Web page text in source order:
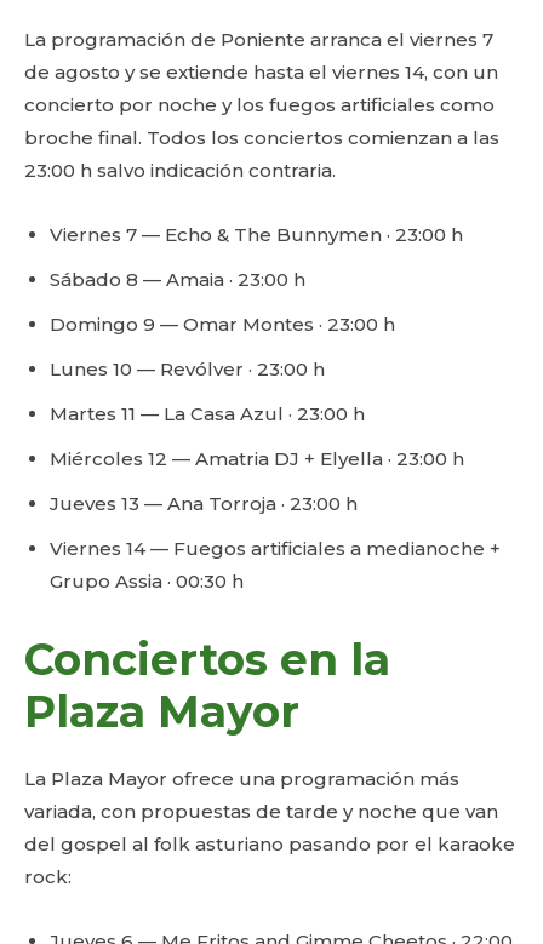
La programación de Poniente arranca el viernes 7
de agosto y se extiende hasta el viernes 14, con un
concierto por noche y los fuegos artificiales como
broche final. Todos los conciertos comienzan a las
23:00 h salvo indicación contraria.
Viernes 7 — Echo & The Bunnymen · 23:00 h
Sábado 8 — Amaia · 23:00 h
Domingo 9 — Omar Montes · 23:00 h
Lunes 10 — Revólver · 23:00 h
Martes 11 — La Casa Azul · 23:00 h
Miércoles 12 — Amatria DJ + Elyella · 23:00 h
Jueves 13 — Ana Torroja · 23:00 h
Viernes 14 — Fuegos artificiales a medianoche +
Grupo Assia · 00:30 h
Conciertos en la
Plaza Mayor
La Plaza Mayor ofrece una programación más
variada, con propuestas de tarde y noche que van
del gospel al folk asturiano pasando por el karaoke
rock: